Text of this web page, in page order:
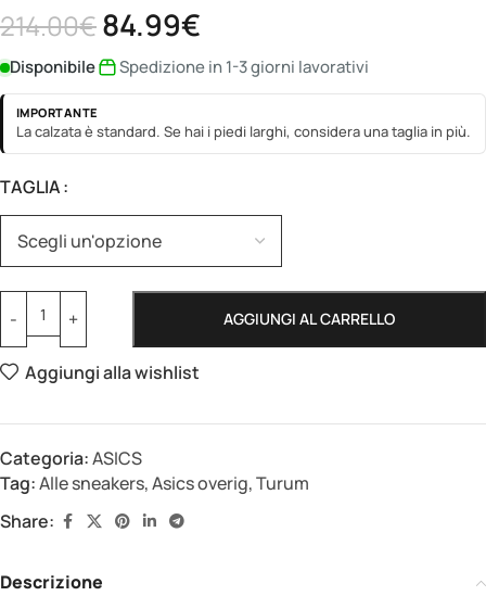
214.00€84.99€
Disponibile Spedizione in 1-3 giorni lavorativi
IMPORTANTE
La calzata è standard. Se hai i piedi larghi, considera una taglia in più.
TAGLIA
AGGIUNGI AL CARRELLO
Aggiungi alla wishlist
Categoria:ASICS
Tag:Alle sneakers,Asics overig,Turum
Share:
Descrizione